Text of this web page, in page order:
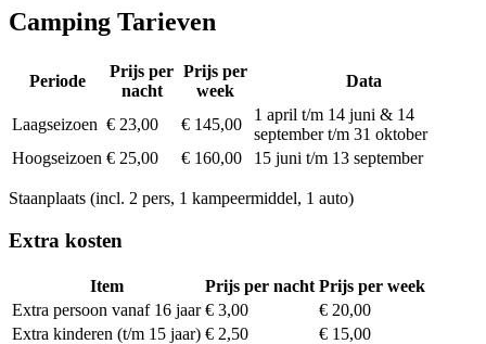
Camping Tarieven
Periode
Prijs per
nacht
Prijs per
week
Data
Laagseizoen € 23,00 € 145,00
1 april t/m 14 juni & 14
september t/m 31 oktober
Hoogseizoen € 25,00 € 160,00 15 juni t/m 13 september
Staanplaats (incl. 2 pers, 1 kampeermiddel, 1 auto)
Extra kosten
Item Prijs per nacht Prijs per week
Extra persoon vanaf 16 jaar € 3,00
€ 20,00
Extra kinderen (t/m 15 jaar) € 2,50
€ 15,00